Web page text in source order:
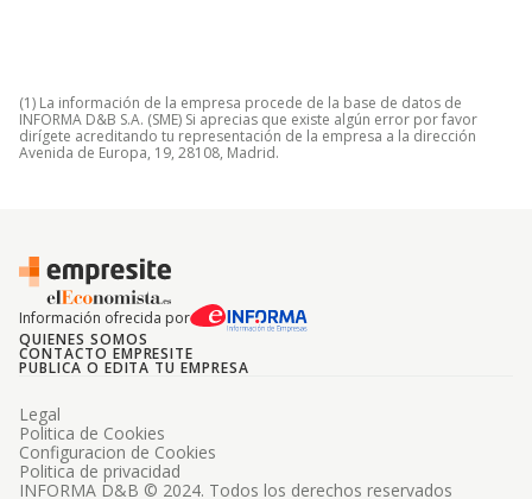
(1) La información de la empresa procede de la base de datos de
INFORMA D&B S.A. (SME) Si aprecias que existe algún error por favor
dirígete acreditando tu representación de la empresa a la dirección
Avenida de Europa, 19, 28108, Madrid.
Información ofrecida por
QUIENES SOMOS
CONTACTO EMPRESITE
PUBLICA O EDITA TU EMPRESA
INFORMA D&B © 2024. Todos los derechos reservados
Legal
Politica de Cookies
Configuracion de Cookies
Politica de privacidad